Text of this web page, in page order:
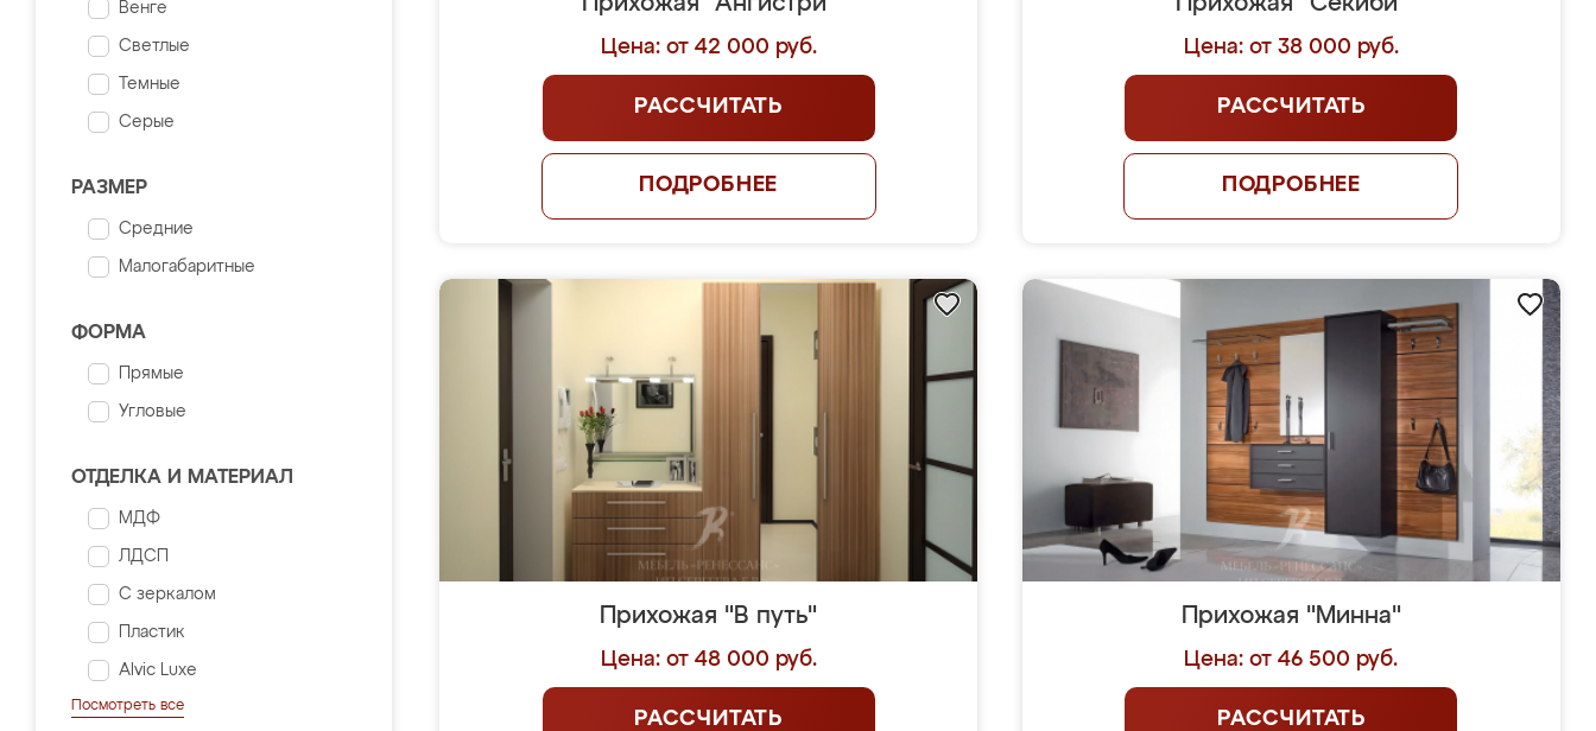
Венге
Светлые
Темные
Серые
РАЗМЕР
Средние
Малогабаритные
ФОРМА
Прямые
Угловые
ОТДЕЛКА И МАТЕРИАЛ
МДФ
ЛДСП
С зеркалом
Пластик
Alvic Luxe
Посмотреть все
Цена: от 42 000 руб.
РАССЧИТАТЬ
ПОДРОБНЕЕ
Цена: от 38 000 руб.
РАССЧИТАТЬ
ПОДРОБНЕЕ
Прихожая "В путь"
Цена: от 48 000 руб.
РАССЧИТАТЬ
Прихожая "Минна"
Цена: от 46 500 руб.
РАССЧИТАТЬ